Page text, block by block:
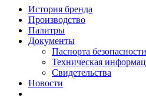
История бренда
Производство
Палитры
Документы
Паспорта безопасности
Техническая
Свидетельства
Новости